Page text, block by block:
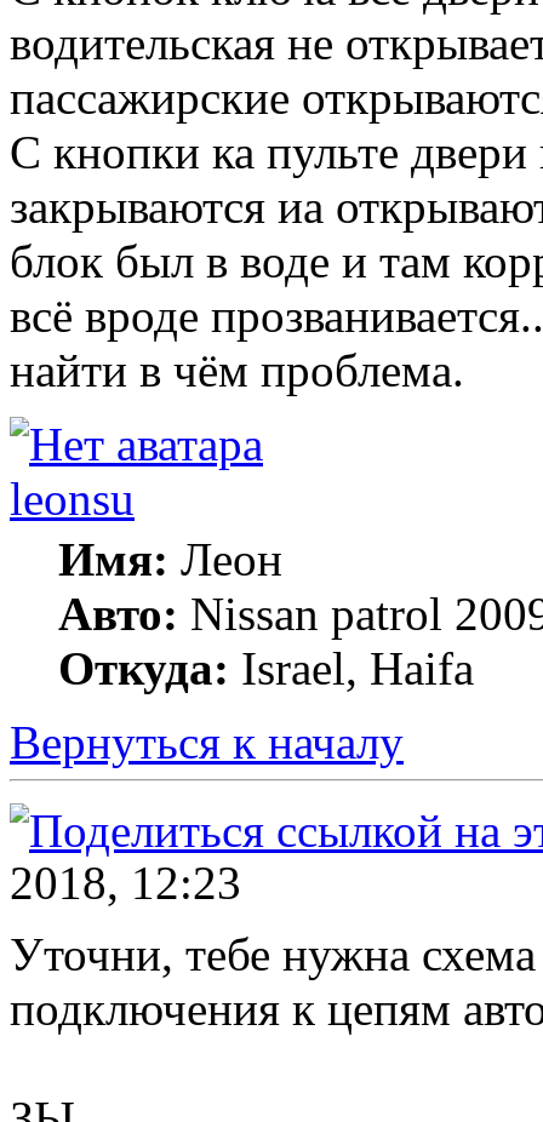
водительская не
пассажирские
С кнопки ка пульте
закрываются иа
блок был в воде и там
всё вроде
найти в чём проблема.
leonsu
Имя: Леон
Авто: Nissan patrol
Откуда: Israel, Haifa
Вернуться к началу
2018, 12:23
Уточни, тебе нужна
подключения к цепям